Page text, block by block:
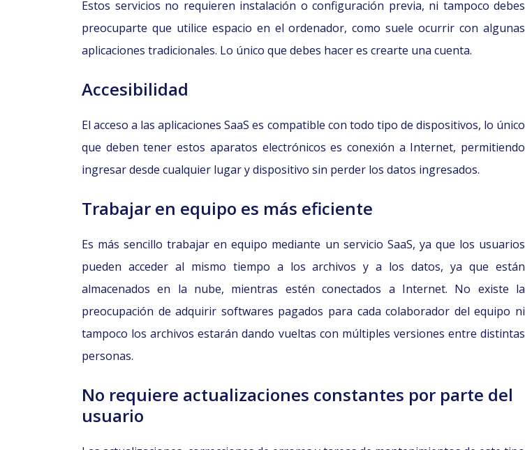
Estos servicios no requieren instalación o configuración previa, ni tampoco debes
preocuparte que utilice espacio en el ordenador, como suele ocurrir con algunas
aplicaciones tradicionales. Lo único que debes hacer es crearte una cuenta.
Accesibilidad
El acceso a las aplicaciones SaaS es compatible con todo tipo de dispositivos, lo único
que deben tener estos aparatos electrónicos es conexión a Internet, permitiendo
ingresar desde cualquier lugar y dispositivo sin perder los datos ingresados.
Trabajar en equipo es más eficiente
Es más sencillo trabajar en equipo mediante un servicio SaaS, ya que los usuarios
pueden acceder al mismo tiempo a los archivos y a los datos, ya que están
almacenados en la nube, mientras estén conectados a Internet. No existe la
preocupación de adquirir softwares pagados para cada colaborador del equipo ni
tampoco los archivos estarán dando vueltas con múltiples versiones entre distintas
personas.
No requiere actualizaciones constantes por parte del
usuario